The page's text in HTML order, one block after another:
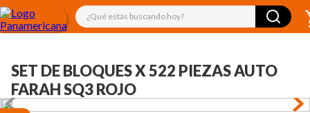
¿Qué estás buscando hoy?
SET DE BLOQUES X 522 PIEZAS AUTO
FARAH SQ3 ROJO